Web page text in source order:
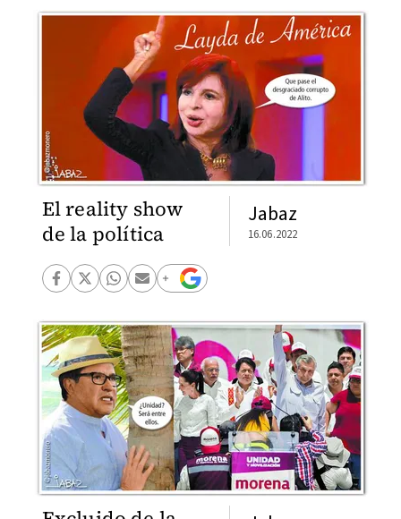
El reality show
de la política
Jabaz
16.06.2022